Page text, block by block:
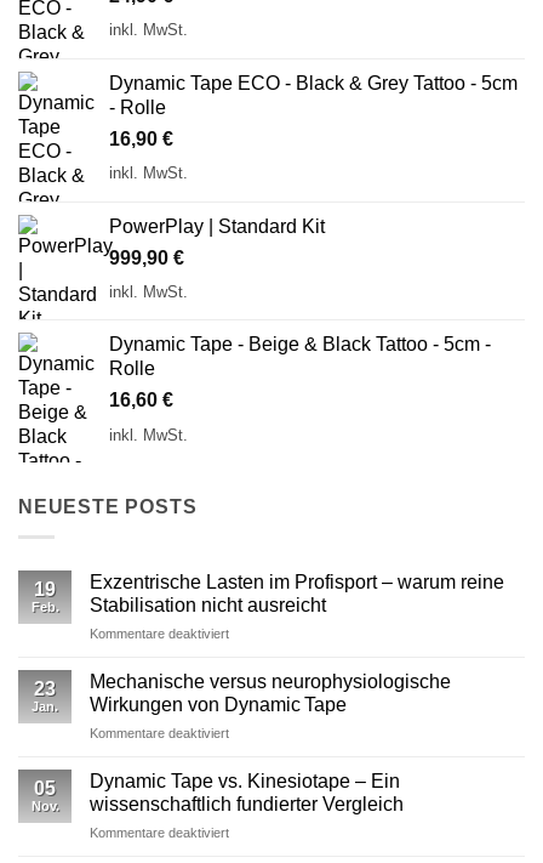
inkl. MwSt.
Dynamic Tape ECO - Black & Grey Tattoo - 5cm
- Rolle
16,90 €
inkl. MwSt.
PowerPlay | Standard Kit
999,90 €
inkl. MwSt.
Dynamic Tape - Beige & Black Tattoo - 5cm -
Rolle
16,60 €
inkl. MwSt.
NEUESTE POSTS
19
Feb.
Exzentrische Lasten im Profisport – warum reine
Stabilisation nicht ausreicht
Kommentare deaktiviertfür
im
Profisport
–
reine
Stabilisation
ausreicht
23
Jan.
Mechanische versus neurophysiologische
Wirkungen von Dynamic Tape
Kommentare deaktiviertfür
versus
neurophysiologische
Wirkungen
von
05
Nov.
Dynamic Tape vs. Kinesiotape – Ein
wissenschaftlich fundierter Vergleich
Kommentare deaktiviertfür